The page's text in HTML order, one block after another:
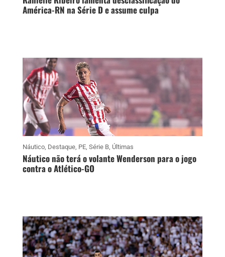
América-RN na Série D e assume culpa
Náutico, Destaque, PE, Série B, Últimas
Náutico não terá o volante Wenderson para o jogo
contra o Atlético-GO